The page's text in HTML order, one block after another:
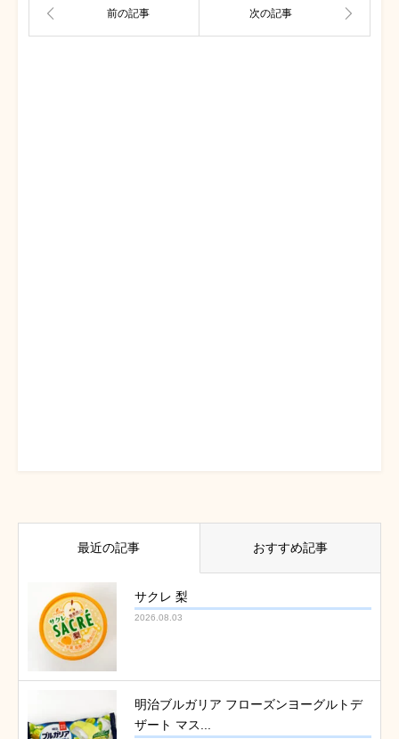
最近の記事 おすすめ記事
サクレ 梨
2026.08.03
明治ブルガリア フローズンヨーグルトデ
ザート マス...